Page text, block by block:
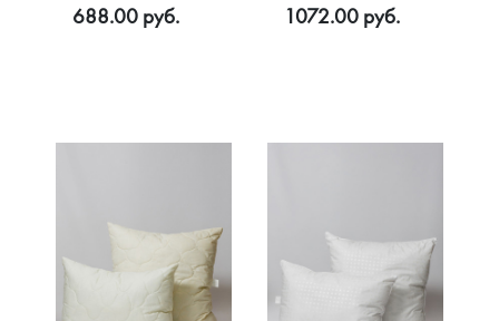
жаккарде
688.00 руб.
1072.00 руб.